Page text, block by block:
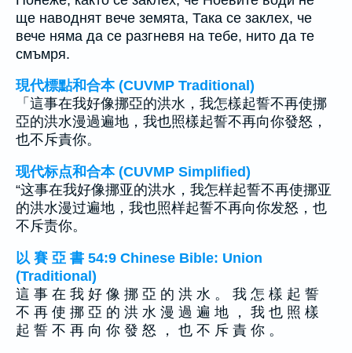
ще наводнят вече земята, Така се заклех, че
вече няма да се разгневя на тебе, нито да те
смъмря.
現代標點和合本 (CUVMP Traditional)
「這事在我好像挪亞的洪水，我怎樣起誓不再使挪
亞的洪水漫過遍地，我也照樣起誓不再向你發怒，
也不斥責你。
现代标点和合本 (CUVMP Simplified)
“这事在我好像挪亚的洪水，我怎样起誓不再使挪亚
的洪水漫过遍地，我也照样起誓不再向你发怒，也
不斥责你。
以 賽 亞 書 54:9 Chinese Bible: Union
(Traditional)
這 事 在 我 好 像 挪 亞 的 洪 水 。 我 怎 樣 起 誓
不 再 使 挪 亞 的 洪 水 漫 過 遍 地 ， 我 也 照 樣
起 誓 不 再 向 你 發 怒 ， 也 不 斥 責 你 。